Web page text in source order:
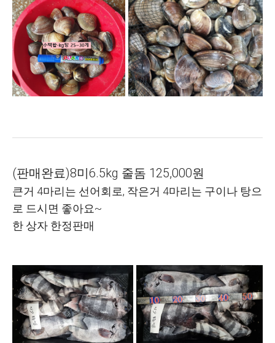
(판매완료)8미6.5kg 줄돔 125,000원
큰거 4마리는 선어회로, 작은거 4마리는 구이나 탕으
로 드시면 좋아요~
한 상자 한정판매